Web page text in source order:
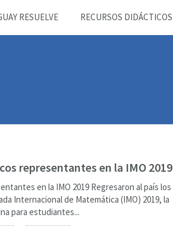
RESUELVE RECURSOS DIDÁCTICOS
representantes en la IMO 2019
en la IMO 2019 Regresaron al país los
Internacional de Matemática (IMO) 2019, la
para estudiantes...